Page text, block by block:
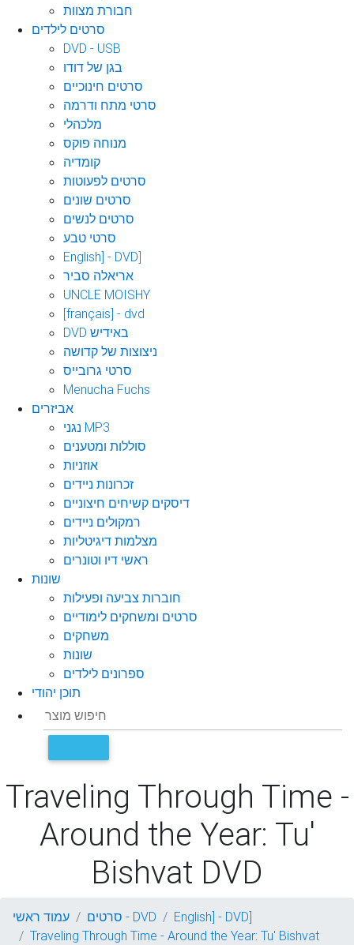
חבורת מצוות
סרטים לילדים
DVD - USB
בגן של דודו
סרטים חינוכיים
סרטי מתח ודרמה
מלכהלי
מנוחה פוקס
קומדיה
סרטים לפעוטות
סרטים שונים
סרטים לנשים
סרטי טבע
English] - DVD]
אריאלה סביר
UNCLE MOISHY
[français] - dvd
DVD באידיש
ניצוצות של קדושה
סרטי גרובייס
Menucha Fuchs
אביזרים
נגני MP3
סוללות ומטענים
אוזניות
זכרונות ניידים
דיסקים קשיחים חיצוניים
רמקולים ניידים
מצלמות דיגיטליות
ראשי דיו וטונרים
שונות
חוברות צביעה ופעילות
סרטים ומשחקים לימודיים
משחקים
שונות
ספרונים לילדים
תוכן יהודי
Traveling Through Time -
Around the Year: Tu'
Bishvat DVD
עמוד ראשי סרטים - DVD
English] - DVD]
Traveling Through Time - Around the Year: Tu' Bishvat